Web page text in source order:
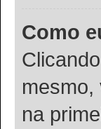
Como
mesmo,
na